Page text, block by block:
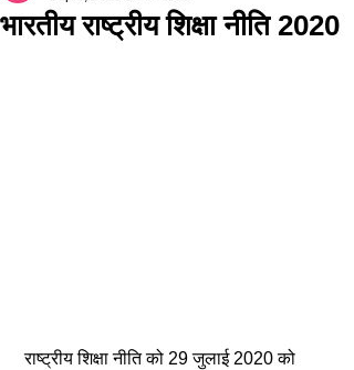
भारतीय राष्ट्रीय शिक्षा नीति 2020
राष्ट्रीय शिक्षा नीति को 29 जुलाई 2020 को